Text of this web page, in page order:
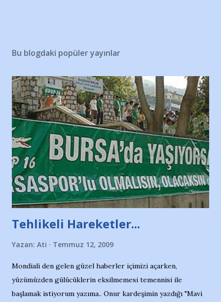
Bu blogdaki popüler yayınlar
Tehlikeli Hareketler...
Yazan: Ati Temmuz 12, 2009
Mondiali den gelen güzel haberler içimizi açarken,
yüzümüzden gülücüklerin eksilmemesi temennisi ile
başlamak istiyorum yazıma.. Onur kardeşimin yazdığı "Mavi